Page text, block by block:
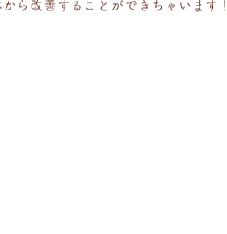
ら改善することができちゃいます！